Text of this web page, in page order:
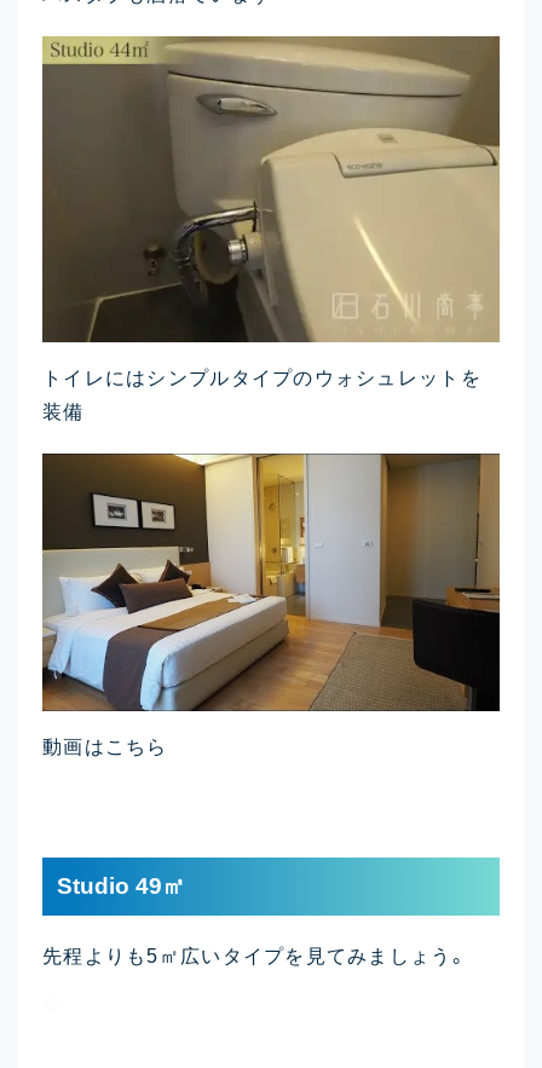
トイレにはシンプルタイプのウォシュレットを
装備
動画はこちら
Studio 49㎡
先程よりも5㎡広いタイプを見てみましょう。